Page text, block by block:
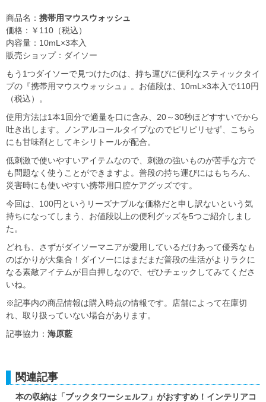
商品名： 携帯用マウスウォッシュ
価格：￥110（税込）
内容量：10mL×3本入
販売ショップ：ダイソー
もう1つダイソーで見つけたのは、持ち運びに便利なスティックタイ
プの『携帯用マウスウォッシュ』。お値段は、10mL×3本入で110円
（税込）。
使用方法は1本1回分で適量を口に含み、20～30秒ほどすすいでから
吐き出します。ノンアルコールタイプなのでピリピリせず、こちら
にも甘味剤としてキシリトールが配合。
低刺激で使いやすいアイテムなので、刺激の強いものが苦手な方で
も問題なく使うことができますよ。普段の持ち運びにはもちろん、
災害時にも使いやすい携帯用口腔ケアグッズです。
今回は、100円というリーズナブルな価格だと申し訳ないという気
持ちになってしまう、お値段以上の便利グッズを5つご紹介しまし
た。
どれも、さずがダイソーマニアが愛用しているだけあって優秀なも
のばかりが大集合！ダイソーにはまだまだ普段の生活がよりラクに
なる素敵アイテムが目白押しなので、ぜひチェックしてみてくださ
いね。
※記事内の商品情報は購入時点の情報です。店舗によって在庫切
れ、取り扱っていない場合があります。
記事協力： 海原藍
関連記事
本の収納は「ブックタワーシェルフ」がおすすめ！インテリアコ